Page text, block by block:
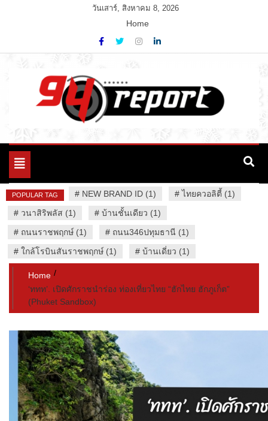
วันเสาร์, สิงหาคม 8, 2026
Home
94 Report.com
Variety News
Toggle
POPULAR TAG # NEW BRAND ID (1) #ไทยควอลิตี้ (1)
# วนาสิริพลัส (1) # บ้านชั้นเดียว (1)
# ถนนราชพฤกษ์ (1) # ถนน346ปทุมธานี (1)
# ใกล้โรบินสันราชพฤกษ์ (1) # บ้านเดี่ยว (1)
Home
‘ททท’. เปิดศักราชนำร่อง ท่องเที่ยวไทย “ฮักไทย ฮักภูเก็ต”
(Phuket Sandbox)